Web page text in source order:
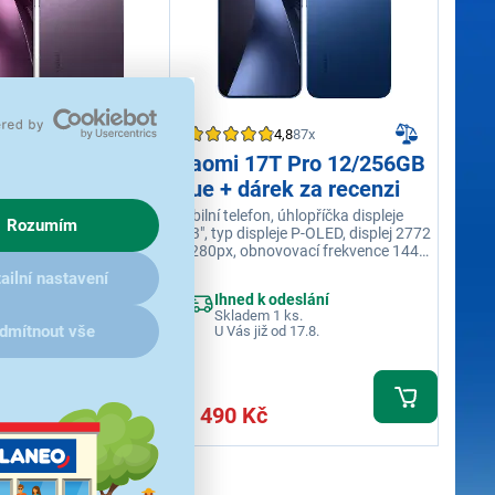
Rozumím
nastavení
vše
4,8 87x
úhlopříčka displeje
P-OLED, displej 2772
frekvence 144
MediaTek
operační paměť 12
256 GB, barva
od 17.8.
4,887x
Xiaomi 17T Pro 12/256GB
Blue + dárek za recenzi
Mobilní telefon, úhlopříčka displeje
6,83", typ displeje P-OLED, displej 2772
× 1280px, obnovovací frekvence 144
GB, interní paměť 256 GB, barva modrá
Ihned k odeslání
Skladem 1 ks.
U Vás již od 17.8.
20 490 Kč